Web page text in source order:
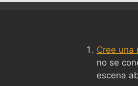
Cree una
no se
escena